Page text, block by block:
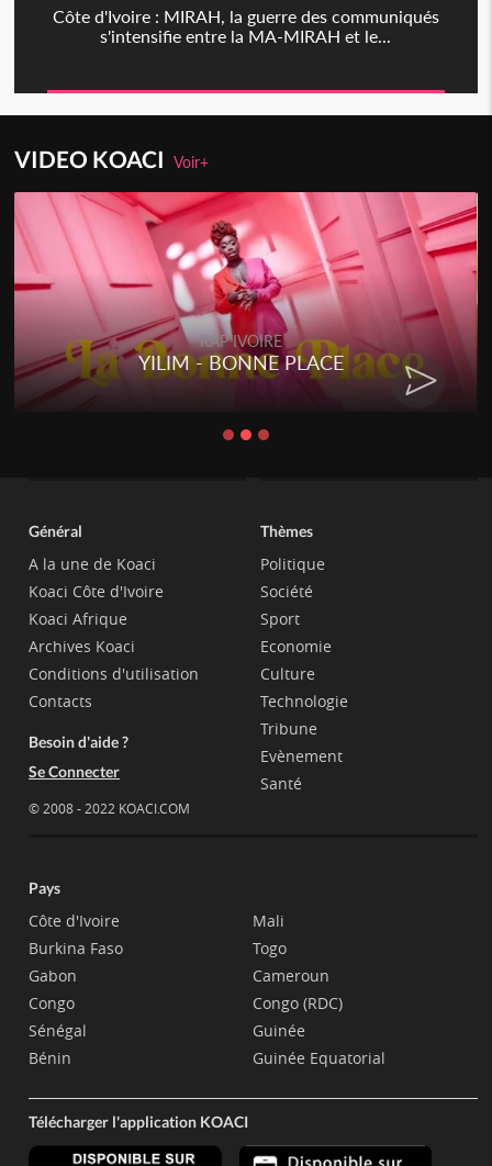
Côte d'Ivoire : MIRAH, la guerre des communiqués
s'intensifie entre la MA-MIRAH et le...
VIDEO KOACIVoir+
RAP IVOIRE
YILIM - BONNE PLACE
Général
A la une de Koaci
Koaci Côte d'Ivoire
Koaci Afrique
Archives Koaci
Conditions d'utilisation
Contacts
Besoin d'aide ?
Se Connecter
© 2008 - 2022 KOACI.COM
Thèmes
Politique
Société
Sport
Economie
Culture
Technologie
Tribune
Evènement
Santé
Pays
Côte d'Ivoire
Burkina Faso
Gabon
Congo
Sénégal
Bénin
Mali
Togo
Cameroun
Congo (RDC)
Guinée
Guinée Equatorial
Télécharger l'application KOACI